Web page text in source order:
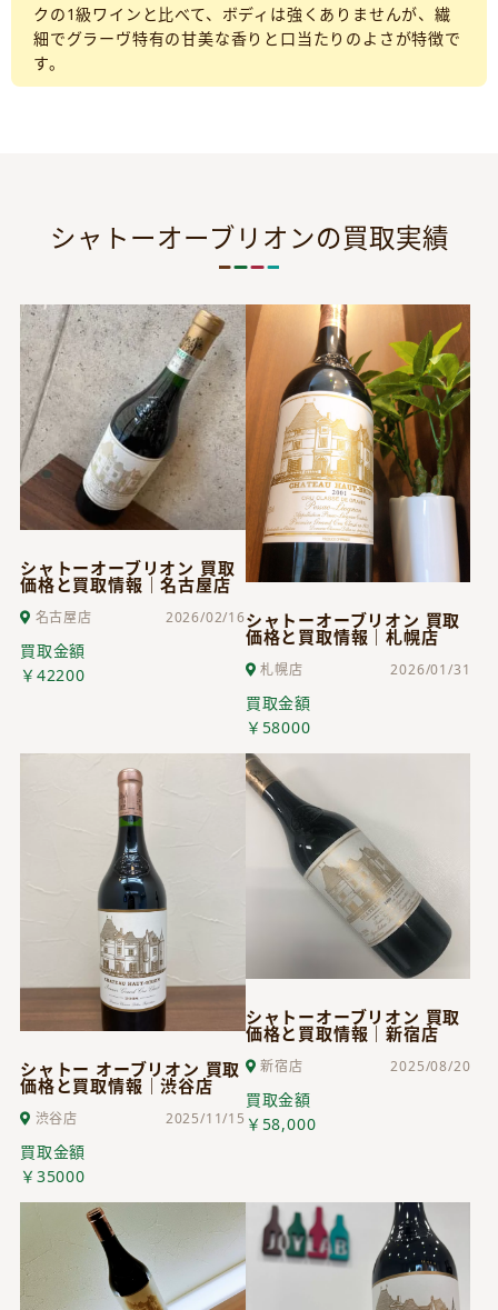
クの1級ワインと比べて、ボディは強くありませんが、繊
細でグラーヴ特有の甘美な香りと口当たりのよさが特徴で
す。
シャトーオーブリオンの買取実績
シャトーオーブリオン 買取
価格と買取情報｜名古屋店
名古屋店 2026/02/16
買取金額
￥42200
シャトーオーブリオン 買取
価格と買取情報｜札幌店
札幌店 2026/01/31
買取金額
￥58000
シャトー オーブリオン 買取
価格と買取情報｜渋谷店
渋谷店 2025/11/15
買取金額
￥35000
シャトーオーブリオン 買取
価格と買取情報｜新宿店
新宿店 2025/08/20
買取金額
￥58,000